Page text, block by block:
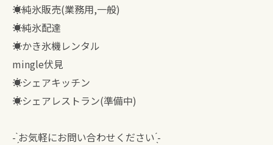
☀︎純氷販売(業務用,一般)
☀︎純氷配達
☀︎かき氷機レンタル
mingle伏見
☀︎シェアキッチン
☀︎シェアレストラン(準備中)
- ̗̀お気軽にお問い合わせください ̖́-